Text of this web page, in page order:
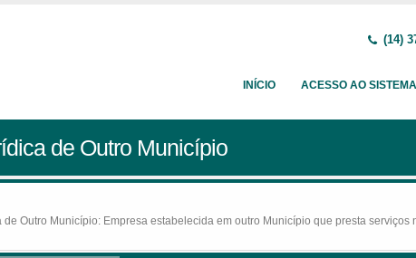
(14)
INÍCIO ACESSO AO SISTEMA
de Outro Município
Outro Município: Empresa estabelecida em outro Município que presta serviços